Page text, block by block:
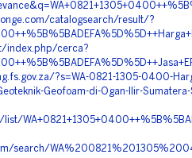
catalogsearch/result/?
index.php/cerca?
?s=WA-0821-1305-0400-
Geofoam-di-Ogan-Ilir-
search/